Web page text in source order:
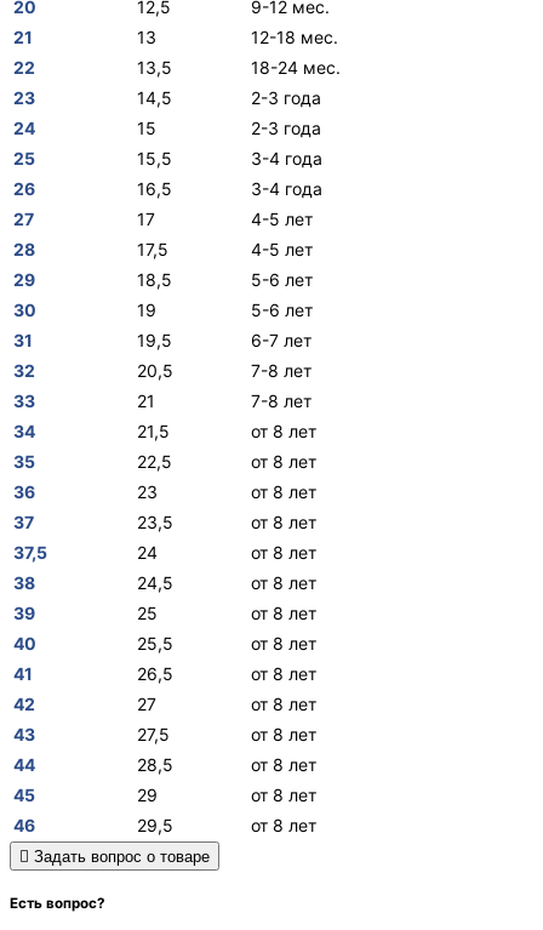
20 12,5
9-12 мес.
21
13
12-18 мес.
22
13,5
18-24 мес.
23
14,5
2-3 года
24
15
2-3 года
25
15,5
3-4 года
26
16,5
3-4 года
27
17
4-5 лет
28
17,5
4-5 лет
29
18,5
5-6 лет
30
19
5-6 лет
31
19,5
6-7 лет
32
20,5
7-8 лет
33
21
7-8 лет
34
21,5
от 8 лет
35
22,5
от 8 лет
36
23
от 8 лет
37
23,5
от 8 лет
37,5
24
от 8 лет
38
24,5
от 8 лет
39
25
от 8 лет
40
25,5
от 8 лет
41
26,5
от 8 лет
42
27
от 8 лет
43
27,5
от 8 лет
44
28,5
от 8 лет
45
29
от 8 лет
46
29,5 от 8 лет
Задать вопрос о товаре
Есть вопрос?